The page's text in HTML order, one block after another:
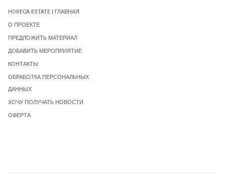
HORECA ESTATE | ГЛАВНАЯ
О ПРОЕКТЕ
ПРЕДЛОЖИТЬ МАТЕРИАЛ
ДОБАВИТЬ МЕРОПРИЯТИЕ
КОНТАКТЫ
ОБРАБОТКА ПЕРСОНАЛЬНЫХ
ДАННЫХ
ХОЧУ ПОЛУЧАТЬ НОВОСТИ
ОФЕРТА